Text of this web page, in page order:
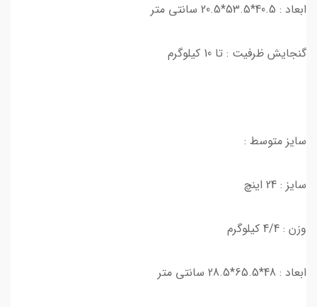
ابعاد : 40.5*53.5*20.5 سانتی متر
گنجایش ظرفیت : تا 10 کیلوگرم
سایز متوسط :
سایز : 24 اینچ
وزن : 4/4 کیلوگرم
ابعاد : 48*65.5*28.5 سانتی متر